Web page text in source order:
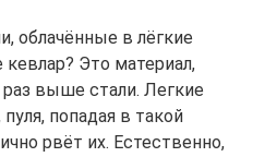
облачённые в лёгкие
Это материал,
выше стали. Легкие
попадая в такой
рвёт их. Естественно,